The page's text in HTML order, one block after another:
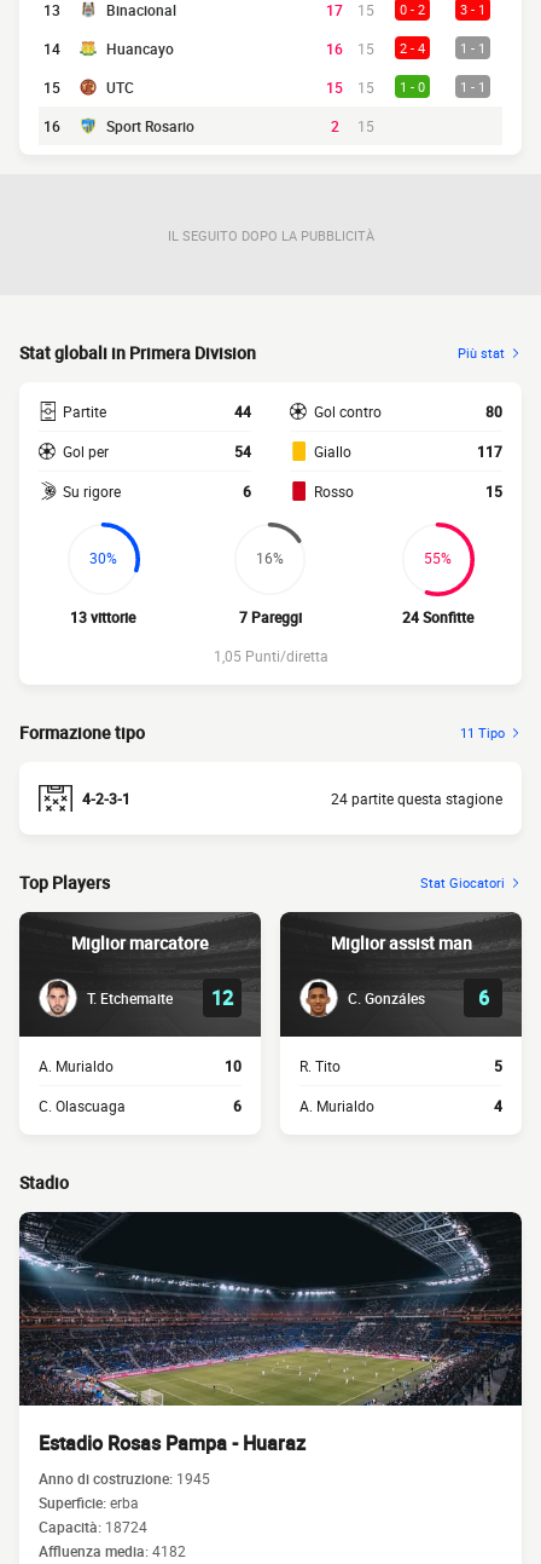
13 Binacional 17 15 0 - 2 3 - 1
14 Huancayo 16 15 2 - 4 1 - 1
15 UTC 15 15 1 - 0 1 - 1
16 Sport Rosario 2 15
IL SEGUITO DOPO LA PUBBLICITÀ
Stat globali in Primera Division Più stat
Partite 44
Gol per 54
Su rigore 6
Gol contro 80
Giallo 117
Rosso 15
30%
13 vittorie
16%
7 Pareggi
55%
24 Sonfitte
1,05 Punti/diretta
Formazione tipo 11 Tipo
4-2-3-1 24 partite questa stagione
Top Players Stat Giocatori
Miglior marcatore
T. Etchemaite 12
A. Murialdo 10
C. Olascuaga 6
Miglior assist man
C. Gonzáles 6
R. Tito 5
A. Murialdo 4
Stadio
Estadio Rosas Pampa - Huaraz
Anno di costruzione: 1945
Superficie:erba
Capacità: 18724
Affluenza media:4182